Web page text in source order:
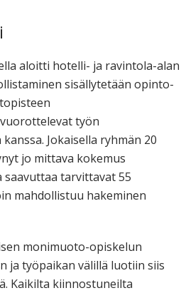
aloitti hotelli- ja ravintola-alan
sisällytetään opinto-
työn
Jokaisella ryhmän 20
jo mittava kokemus
saavuttaa tarvittavat 55
mahdollistuu hakeminen
monimuoto-opiskelun
ja työpaikan välillä luotiin siis
Kaikilta kiinnostuneilta